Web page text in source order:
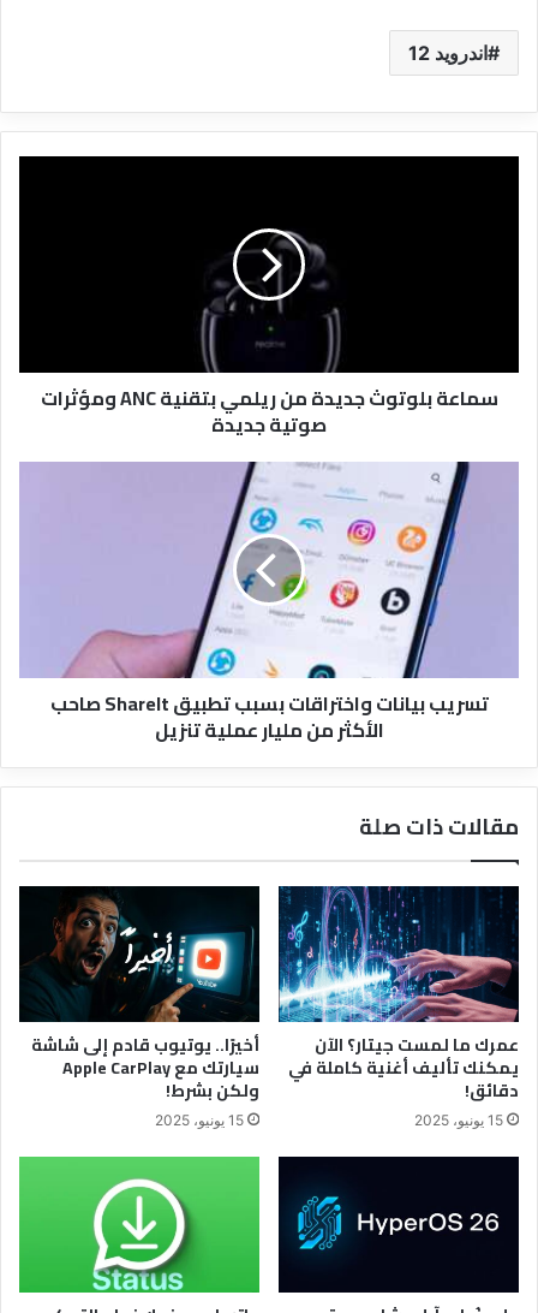
اندرويد 12
صوتية
جديدة
سماعة بلوتوث جديدة من ريلمي بتقنية ANC ومؤثرات
صوتية جديدة
واختراقات
من
تسريب بيانات واختراقات بسبب تطبيق ShareIt صاحب
الأكثر من مليار عملية تنزيل
مقالات ذات صلة
عمرك ما لمست جيتار؟ الآن
يمكنك تأليف أغنية كاملة في
دقائق!
15 يونيو، 2025
أخيرًا.. يوتيوب قادم إلى شاشة
سيارتك مع Apple CarPlay
ولكن بشرط!
15 يونيو، 2025